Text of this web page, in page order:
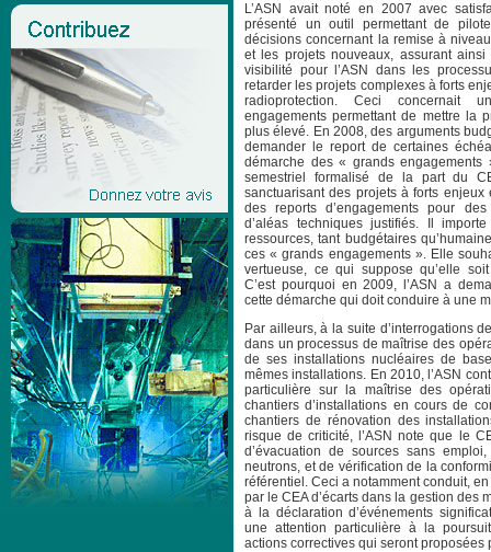
L’ASN avait noté en 2007 avec
présenté un outil permettant de
décisions concernant la remise à
et les projets nouveaux, assurant
visibilité pour l’ASN dans les
retarder les projets complexes à forts
radioprotection. Ceci concernait
engagements permettant de mettre la
plus élevé. En 2008, des arguments
demander le report de certaines
démarche des « grands engagements
semestriel formalisé de la part du
sanctuarisant des projets à forts
des reports d’engagements pour
d’aléas techniques justifiés. Il
ressources, tant budgétaires
ces « grands engagements ». Elle
vertueuse, ce qui suppose qu’elle
C’est pourquoi en 2009, l’ASN a
cette démarche qui doit conduire à une
Par ailleurs, à la suite d’interrogations
dans un processus de maîtrise des
de ses installations nucléaires de
mêmes installations. En 2010, l’ASN
particulière sur la maîtrise des
chantiers d’installations en cours de
chantiers de rénovation des
risque de criticité, l’ASN note que le
d’évacuation de sources sans
neutrons, et de vérification de la
référentiel. Ceci a notamment conduit,
par le CEA d’écarts dans la gestion des
à la déclaration d’événements
une attention particulière à la
actions correctives qui seront proposées